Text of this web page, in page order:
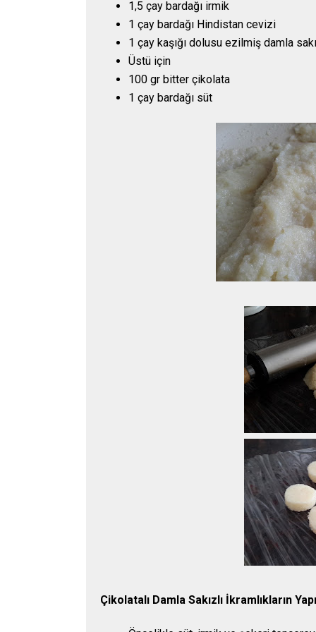
1,5 çay bardağı irmik
1 çay bardağı Hindistan cevizi
1 çay kaşığı dolusu ezilmiş damla
Üstü için
100 gr bitter çikolata
1 çay bardağı süt
Çikolatalı Damla Sakızlı İkramlıkların